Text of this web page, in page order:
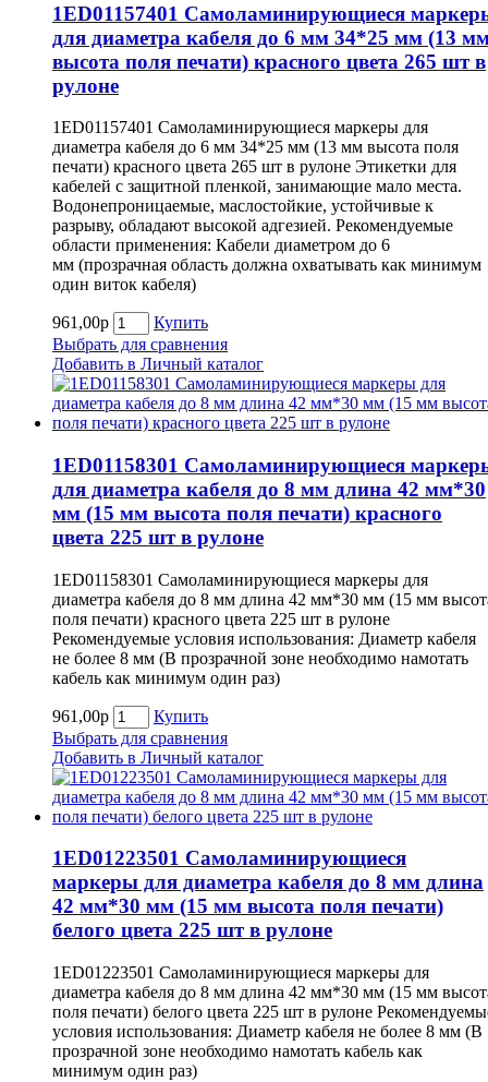
1ED01157401 Самоламинирующиеся
для диаметра кабеля до 6 мм 34*25 мм (13
высота поля печати) красного цвета 265 шт в
рулоне
1ED01157401 Самоламинирующиеся маркеры для
диаметра кабеля до 6 мм 34*25 мм (13 мм высота поля
печати) красного цвета 265 шт в рулоне Этикетки для
кабелей с защитной пленкой, занимающие мало места.
Водонепроницаемые, маслостойкие, устойчивые к
разрыву, обладают высокой адгезией. Рекомендуемые
области применения: Кабели диаметром до 6
мм (прозрачная область должна охватывать как минимум
один виток кабеля)
961,00р
Купить
Выбрать для сравнения
Добавить в Личный каталог
1ED01158301 Самоламинирующиеся
для диаметра кабеля до 8 мм длина 42 мм*30
мм (15 мм высота поля печати) красного
цвета 225 шт в рулоне
1ED01158301 Самоламинирующиеся маркеры для
диаметра кабеля до 8 мм длина 42 мм*30 мм (15 мм
поля печати) красного цвета 225 шт в рулоне
Рекомендуемые условия использования: Диаметр кабеля
не более 8 мм (В прозрачной зоне необходимо намотать
кабель как минимум один раз)
961,00р
Купить
Выбрать для сравнения
Добавить в Личный каталог
1ED01223501 Самоламинирующиеся
маркеры для диаметра кабеля до 8 мм длина
42 мм*30 мм (15 мм высота поля печати)
белого цвета 225 шт в рулоне
1ED01223501 Самоламинирующиеся маркеры для
диаметра кабеля до 8 мм длина 42 мм*30 мм (15 мм
поля печати) белого цвета 225 шт в рулоне
условия использования: Диаметр кабеля не более 8 мм (В
прозрачной зоне необходимо намотать кабель как
минимум один раз)